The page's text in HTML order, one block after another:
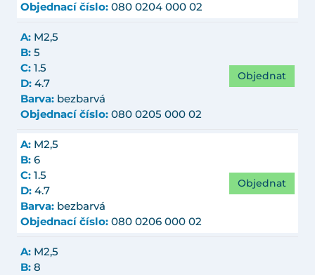
Objednací číslo: 080 0204 000 02
A: M2,5
B: 5
C: 1.5
D: 4.7
Barva: bezbarvá
Objednací číslo: 080 0205 000 02
Objednat
A: M2,5
B: 6
C: 1.5
D: 4.7
Barva: bezbarvá
Objednací číslo: 080 0206 000 02
Objednat
A: M2,5
B: 8